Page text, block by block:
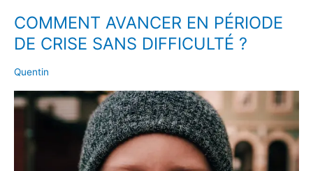
COMMENT AVANCER EN PÉRIODE
DE CRISE SANS DIFFICULTÉ ?
Quentin
COMMENT
AVANCER
EN
PÉRIODE
CRISE
SANS
DIFFICULTÉ